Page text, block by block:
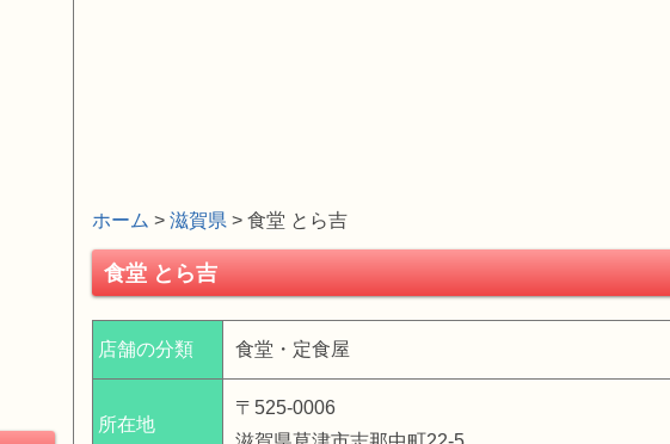
ホーム > 滋賀県 > 食堂 とら吉
食堂 とら吉
店舗の分類 食堂・定食屋
所在地
〒525-0006